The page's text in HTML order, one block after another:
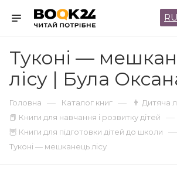
RU
Туконі —
лісу | Була
Головна — Каталог книг — 👨 Дитяча
📕 Книги для навчання і розвитку дітей —
🦉 Книги для підготовки дітей до школи —
Туконі — мешканець лісу